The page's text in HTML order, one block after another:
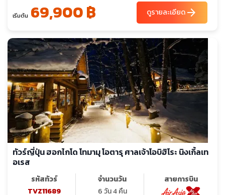
ธ.ค. 69
03-10 28-04
มี.ค. 70
21-28
เริ่มต้น 69,900 ฿ ดูรายละเอียดarrow_forward
ทัวร์ญี่ปุ่น ฮอกไกโด โทมามุ โอตารุ ศาลเจ้าโอบิฮิโระ นิงเกิ้ลเท
อเรส
รหัสทัวร์
TVZ11689
จำนวนวัน
6 วัน 4 คืน
สายการบิน